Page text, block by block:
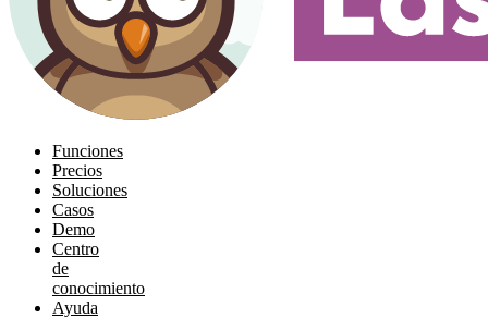
Funciones
Precios
Soluciones
Casos
Demo
Centro
de
conocimiento
Ayuda